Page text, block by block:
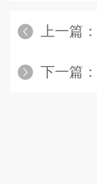
上一篇：
下一篇：